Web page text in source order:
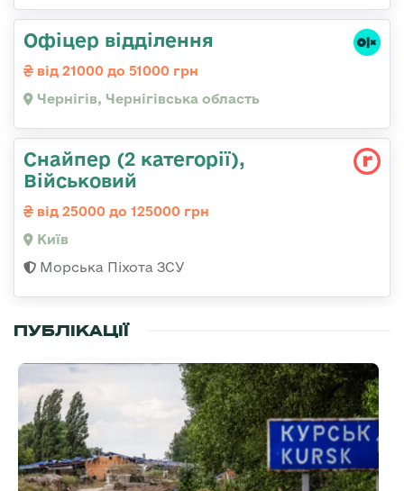
Офіцер відділення
від 21000 до 51000 грн
Чернігів, Чернігівська область
Снайпер (2 категорії),
Військовий
від 25000 до 125000 грн
Київ
Морська Піхота ЗСУ
ПУБЛІКАЦІЇ